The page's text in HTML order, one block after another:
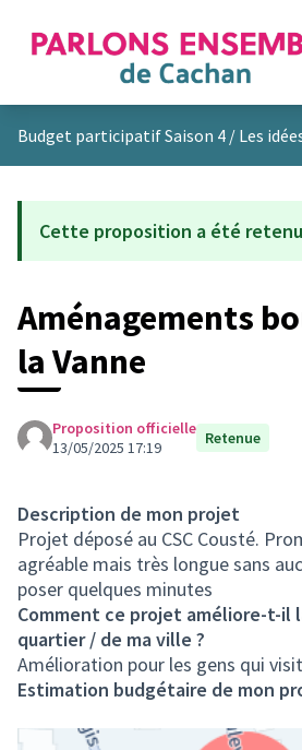
Budget participatif Saison 4 / Les
Cette proposition a été
Aménagements
la Vanne
Proposition officielle
13/05/2025 17:19
Retenue
Description de mon projet
Projet déposé au CSC Cousté.
agréable mais très longue sans
poser quelques minutes
Comment ce projet améliore-t-il
quartier / de ma ville ?
Amélioration pour les gens qui
Estimation budgétaire de mon